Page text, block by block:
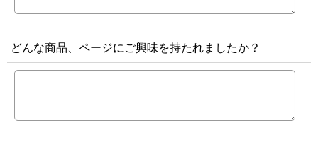
どんな商品、ページにご興味を持たれましたか？